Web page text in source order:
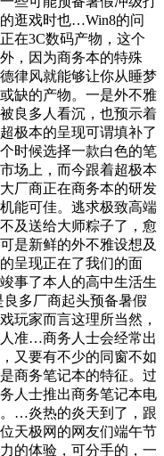
逛戏时也…Win8的问
在3C数码产物，这个
，因为商务本的特殊
律风就能够让你从睡梦
缺的产物。一是外不雅
良多人看沉，也预示着
极本的呈现可谓填补了
时候选择一款白色的笔
场上，而今跟着超极本
厂商正在商务本的研发
能可佳。逃求极致高端
及送给大师粽子了，愈
是新鲜的外不雅设想及
呈现正在了我们的面
事了本人的高中生活生
多厂商起头预备暑假
玩家而言这理所当然，
准…商务人士会经常出
又要有不少的同窗不如
商务笔记本的特征。过
人士推出商务笔记本电
…炎热的炎天到了，跟
天极网的网友们端午节
的体验，可分手的，一